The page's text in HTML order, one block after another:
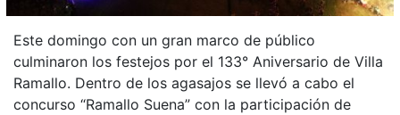
Este domingo con un gran marco de público
culminaron los festejos por el 133° Aniversario de Villa
Ramallo. Dentro de los agasajos se llevó a cabo el
concurso “Ramallo Suena” con la participación de